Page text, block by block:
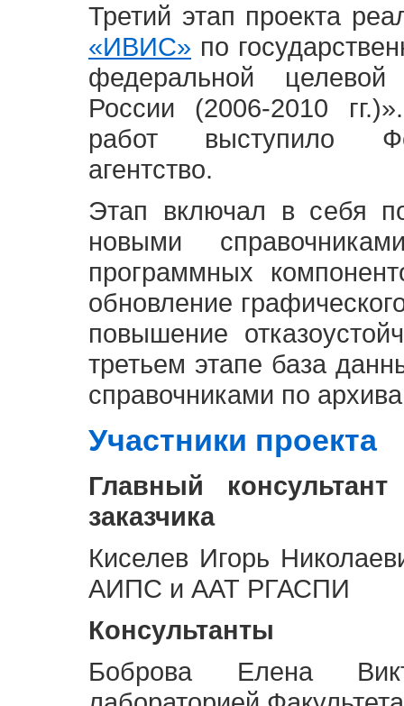
Третий этап проекта
«ИВИС» по
федеральной
России (2006-2010
работ выступило
агентство.
Этап включал в себя
новыми
программных
обновление
повышение
третьем этапе база
справочниками по
Участники проекта
Главный
заказчика
Киселев Игорь
АИПС и ААТ РГАСПИ
Консультанты
Боброва Елена